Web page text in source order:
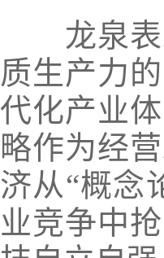
龙泉表
质生产力
代化产业
略作为经
济从“概念
业竞争中